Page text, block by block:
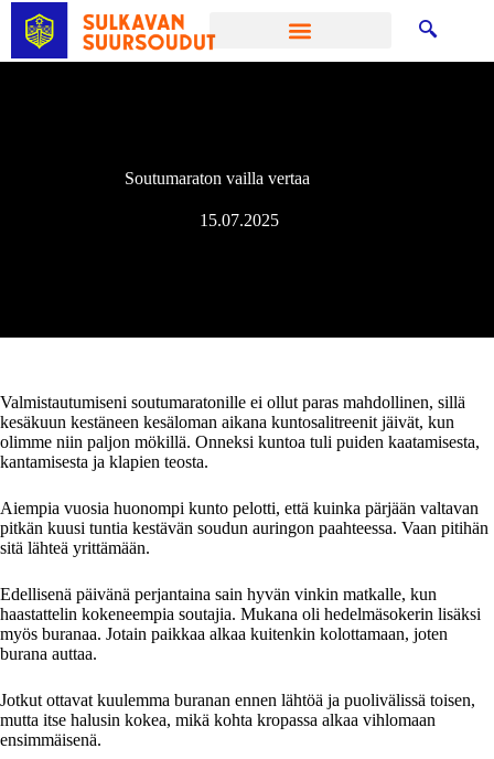
Soutumaraton vailla vertaa
15.07.2025
Valmistautumiseni soutumaratonille ei ollut paras mahdollinen, sillä
kesäkuun kestäneen kesäloman aikana kuntosalitreenit jäivät, kun
olimme niin paljon mökillä. Onneksi kuntoa tuli puiden kaatamisesta,
kantamisesta ja klapien teosta.
Aiempia vuosia huonompi kunto pelotti, että kuinka pärjään valtavan
pitkän kuusi tuntia kestävän soudun auringon paahteessa. Vaan pitihän
sitä lähteä yrittämään.
Edellisenä päivänä perjantaina sain hyvän vinkin matkalle, kun
haastattelin kokeneempia soutajia. Mukana oli hedelmäsokerin lisäksi
myös buranaa. Jotain paikkaa alkaa kuitenkin kolottamaan, joten
burana auttaa.
Jotkut ottavat kuulemma buranan ennen lähtöä ja puolivälissä toisen,
mutta itse halusin kokea, mikä kohta kropassa alkaa vihlomaan
ensimmäisenä.